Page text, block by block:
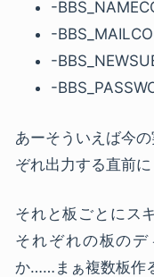
-
-
-
-
あーそういえば今
ぞれ出力する直前
それと板ごとにス
それぞれの板の
か……まぁ複数板作